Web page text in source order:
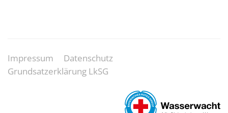
Impressum
Datenschutz
Grundsatzerklärung LkSG